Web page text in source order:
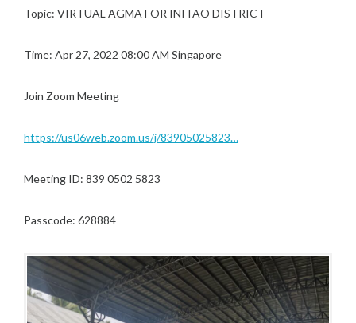
Topic: VIRTUAL AGMA FOR INITAO DISTRICT
Time: Apr 27, 2022 08:00 AM Singapore
Join Zoom Meeting
https://us06web.zoom.us/j/83905025823…
Meeting ID: 839 0502 5823
Passcode: 628884